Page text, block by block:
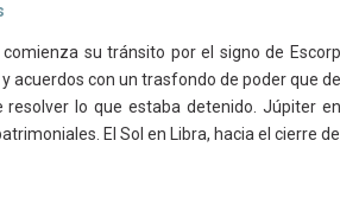
su tránsito por el signo de
acuerdos con un trasfondo de poder que
resolver lo que estaba detenido. Júpiter
El Sol en Libra, hacia el cierre